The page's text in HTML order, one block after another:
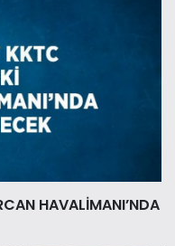
HAVALİMANI’NDA